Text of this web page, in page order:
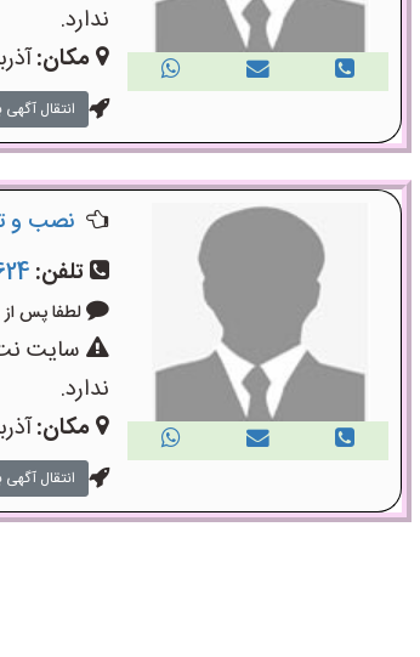
ندارد.
مکان:
انتقال
نصب و
تلفن:
لطفا پس از
سایت
ندارد.
مکان:
انتقال